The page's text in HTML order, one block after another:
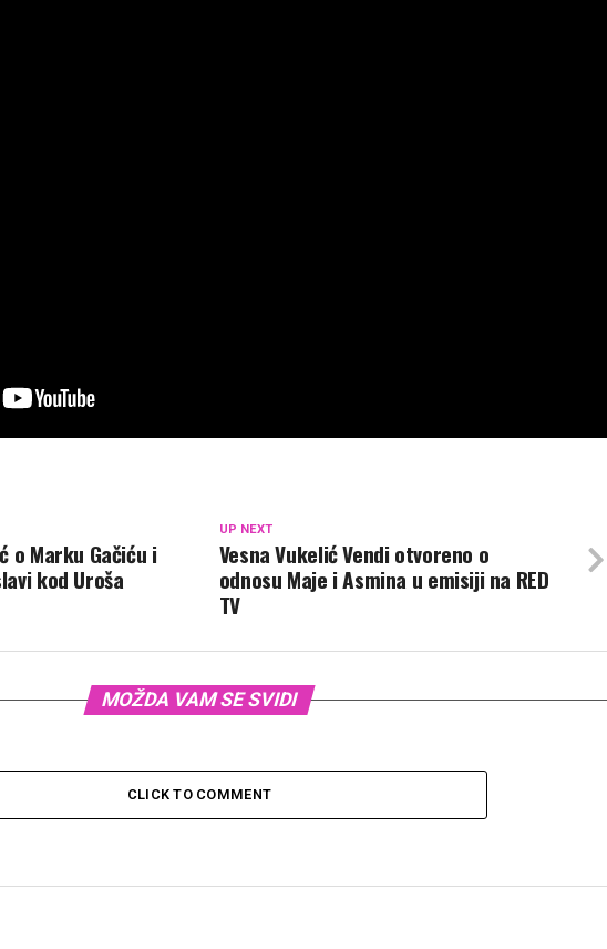
UP NEXT
Vesna Vukelić Vendi otvoreno o
odnosu Maje i Asmina u emisiji na RED
TV
o Marku Gačiću i
kod Uroša
MOŽDA VAM SE SVIDI
CLICK TO COMMENT